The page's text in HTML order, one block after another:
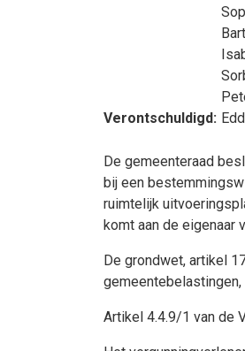
Verontschuldigd:
De gemeenteraad
bij een
ruimtelijk
komt aan de eigenaar
De grondwet, artikel
Artikel 4.4.9/1 van de